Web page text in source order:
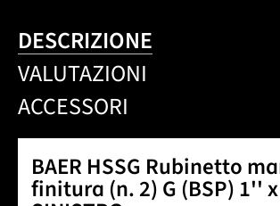
DESCRIZIONE
VALUTAZIONI
ACCESSORI
BAER HSSG Rubinetto
finitura (n. 2) G (BSP) 1''